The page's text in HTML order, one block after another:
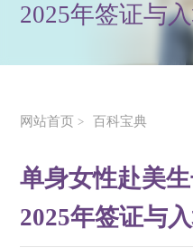
2025年签证与
网站首页 > 百科宝典
单身女性赴美
2025年签证与